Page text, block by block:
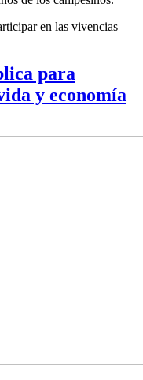
en las vivencias
para
y economía